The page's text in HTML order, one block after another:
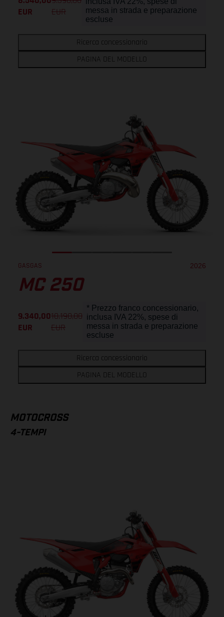
EUR
EUR
messa in strada e preparazione
escluse
Ricerca concessionario
PAGINA DEL MODELLO
GASGAS 2026
MC 250
9.340,00
EUR
10.190,00
EUR
* Prezzo franco concessionario,
inclusa IVA 22%, spese di
messa in strada e preparazione
escluse
Ricerca concessionario
PAGINA DEL MODELLO
MOTOCROSS
4-TEMPI